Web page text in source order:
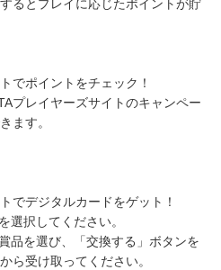
るとプレイに応じたポイントが貯
でポイントをチェック！
プレイヤーズサイトのキャンペー
ます。
でデジタルカードをゲット！
選択してください。
品を選び、「交換する」ボタンを
ら受け取ってください。